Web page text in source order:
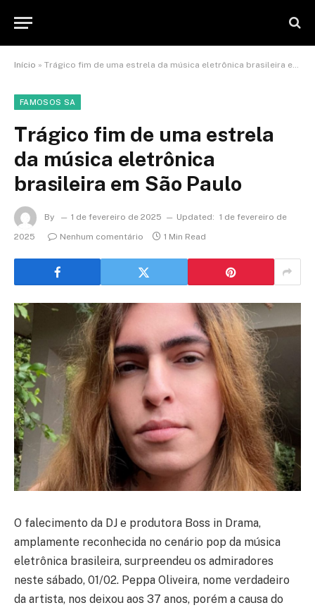
Início » Trágico fim de uma estrela da música eletrônica brasileira em São Paulo
FAMOSOS SA
Trágico fim de uma estrela
da música eletrônica
brasileira em São Paulo
By 1 de fevereiro de 2025 Updated: 1 de fevereiro de
2025
Nenhum comentário 1 Min Read
O falecimento da DJ e produtora Boss in Drama,
amplamente reconhecida no cenário pop da música
eletrônica brasileira, surpreendeu os admiradores
neste sábado, 01/02. Peppa Oliveira, nome verdadeiro
da artista, nos deixou aos 37 anos, porém a causa do